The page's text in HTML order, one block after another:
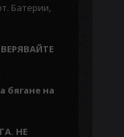
Батерии,
бягане на
НЕ